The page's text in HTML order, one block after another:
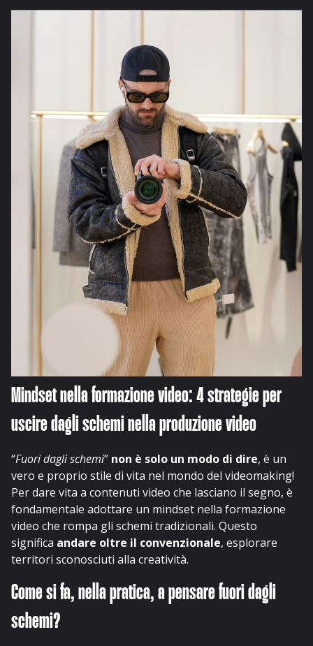
Mindset nella formazione video: 4 strategie per
uscire dagli schemi nella produzione video
“Fuori dagli schemi” non è solo un modo di dire, è un
vero e proprio stile di vita nel mondo del videomaking!
Per dare vita a contenuti video che lasciano il segno, è
fondamentale adottare un mindset nella formazione
video che rompa gli schemi tradizionali. Questo
significa andare oltre il convenzionale, esplorare
territori sconosciuti alla creatività.
Come si fa, nella pratica, a pensare fuori dagli
schemi?